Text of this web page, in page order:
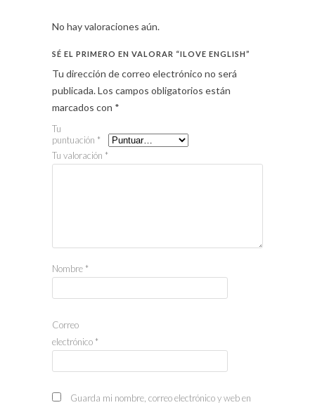
No hay valoraciones aún.
SÉ EL PRIMERO EN VALORAR “ILOVE ENGLISH”
Tu dirección de correo electrónico no será
publicada.Los campos obligatorios están
marcados con *
Tu
puntuación *
Tu valoración *
Nombre *
Correo
electrónico *
Guarda mi nombre, correo electrónico y web en